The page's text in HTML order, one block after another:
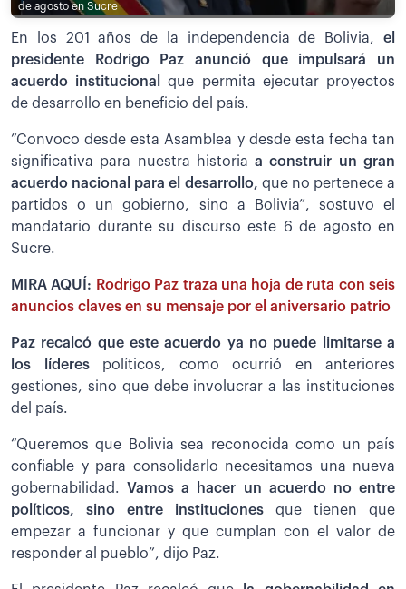
de agosto en Sucre
En los 201 años de la independencia de Bolivia, el
presidente Rodrigo Paz anunció que impulsará un
acuerdo institucional
que permita ejecutar proyectos
de desarrollo en beneficio del país.
”Convoco desde esta Asamblea y desde esta fecha tan
significativa para nuestra historiaa construir un gran
acuerdo nacional para el desarrollo, que no pertenece a
partidos o un gobierno, sino a Bolivia”, sostuvo el
mandatario durante su discurso este 6 de agosto en
Sucre.
MIRA AQUÍ: Rodrigo Paz traza una hoja de ruta con seis
anuncios claves en su mensaje por el aniversario patrio
Paz recalcó que este acuerdo ya no puede limitarse a
los líderespolíticos, como ocurrió en anteriores
gestiones, sino que debe involucrar a las instituciones
del país.
“Queremos que Bolivia sea reconocida como un país
confiable y para consolidarlo necesitamos una nueva
gobernabilidad.
Vamos a hacer un acuerdo no entre
políticos, sino entre instituciones que tienen que
empezar a funcionar y que cumplan con el valor de
responder al pueblo”, dijo Paz.